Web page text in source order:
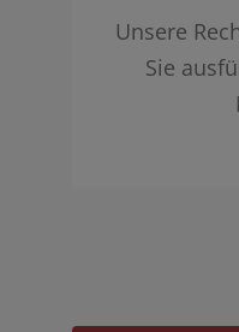
Unsere
Sie